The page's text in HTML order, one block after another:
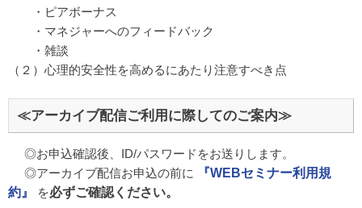
・ピアボーナス
・マネジャーへのフィードバック
・雑談
（２）心理的安全性を高めるにあたり注意すべき点
≪アーカイブ配信ご利用に際してのご案内≫
◎お申込確認後、ID/パスワードをお送りします。
◎アーカイブ配信お申込の前に
『WEBセミナー利用規
約』
を必ずご確認ください。